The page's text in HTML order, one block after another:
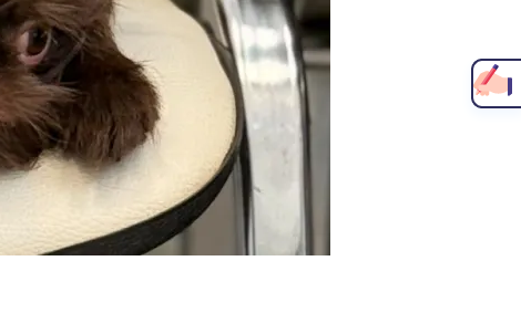
Написать главному врачу